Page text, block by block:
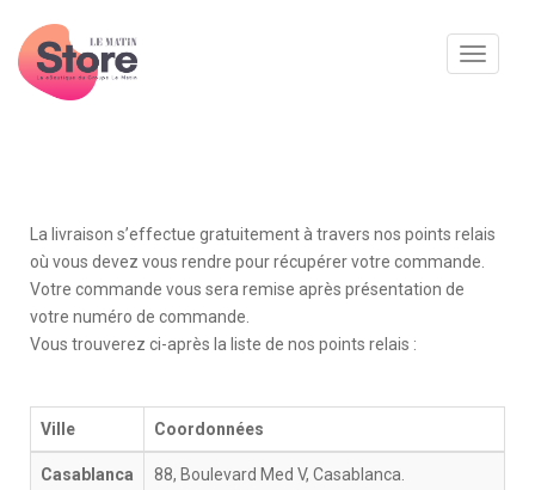
Toggle
La livraison s’effectue gratuitement à travers nos points relais
où vous devez vous rendre pour récupérer votre commande.
Votre commande vous sera remise après présentation de
votre numéro de commande.
Vous trouverez ci-après la liste de nos points relais :
Ville Coordonnées
Casablanca
88, Boulevard Med V, Casablanca.